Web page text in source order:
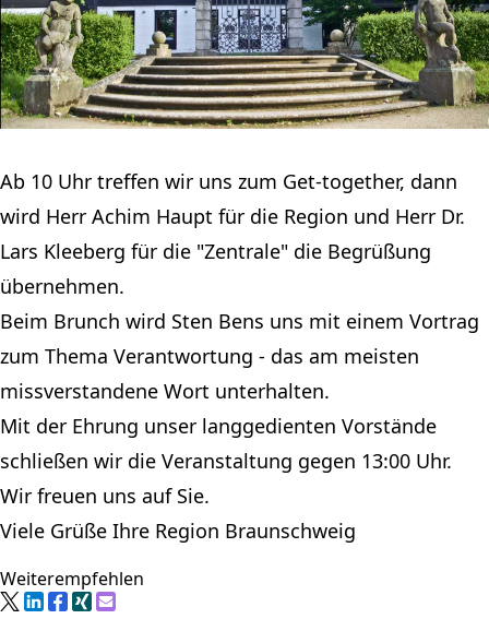
Ab 10 Uhr treffen wir uns zum Get-together, dann
wird Herr Achim Haupt für die Region und Herr Dr.
Lars Kleeberg für die "Zentrale" die Begrüßung
übernehmen.
Beim Brunch wird Sten Bens uns mit einem Vortrag
zum Thema Verantwortung - das am meisten
missverstandene Wort unterhalten.
Mit der Ehrung unser langgedienten Vorstände
schließen wir die Veranstaltung gegen 13:00 Uhr.
Wir freuen uns auf Sie.
Viele Grüße Ihre Region Braunschweig
Weiterempfehlen